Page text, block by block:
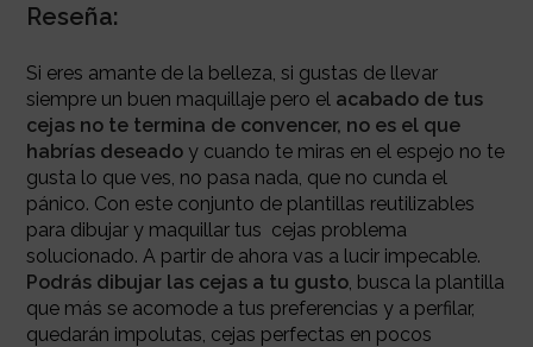
Reseña:
Si eres amante de la belleza, si gustas de llevar
siempre un buen maquillaje pero el acabado de tus
cejas no te termina de convencer, no es el que
habrías deseado y cuando te miras en el espejo no te
gusta lo que ves, no pasa nada, que no cunda el
pánico. Con este conjunto de plantillas reutilizables
para dibujar y maquillar tus cejas problema
solucionado. A partir de ahora vas a lucir impecable.
Podrás dibujar las cejas a tu gusto, busca la plantilla
que más se acomode a tus preferencias y a perfilar,
quedarán impolutas, cejas perfectas en pocos